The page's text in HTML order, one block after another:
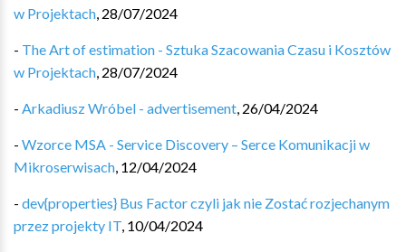
w Projektach, 28/07/2024
- The Art of estimation - Sztuka Szacowania Czasu i Kosztów
w Projektach, 28/07/2024
- Arkadiusz Wróbel - advertisement, 26/04/2024
- Wzorce MSA - Service Discovery – Serce Komunikacji w
Mikroserwisach, 12/04/2024
- dev{properties} Bus Factor czyli jak nie Zostać rozjechanym
przez projekty IT, 10/04/2024